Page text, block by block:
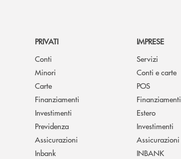
PRIVATI
Conti
Minori
Carte
Finanziamenti
Investimenti
Previdenza
Assicurazioni
Inbank
IMPRESE
Servizi
Conti e carte
POS
Finanziamenti
Estero
Investimenti
Assicurazioni
INBANK